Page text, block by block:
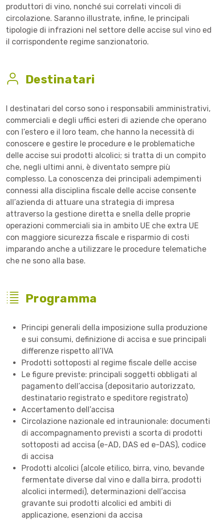
produttori di vino, nonché sui correlati vincoli di
circolazione. Saranno illustrate, infine, le principali
tipologie di infrazioni nel settore delle accise sul vino ed
il corrispondente regime sanzionatorio.
Destinatari
I destinatari del corso sono i responsabili amministrativi,
commerciali e degli uffici esteri di aziende che operano
con l’estero e il loro team, che hanno la necessità di
conoscere e gestire le procedure e le problematiche
delle accise sui prodotti alcolici; si tratta di un compito
che, negli ultimi anni, è diventato sempre più
complesso. La conoscenza dei principali adempimenti
connessi alla disciplina fiscale delle accise consente
all’azienda di attuare una strategia di impresa
attraverso la gestione diretta e snella delle proprie
operazioni commerciali sia in ambito UE che extra UE
con maggiore sicurezza fiscale e risparmio di costi
imparando anche a utilizzare le procedure telematiche
che ne sono alla base.
Programma
Principi generali della imposizione sulla produzione
e sui consumi, definizione di accisa e sue principali
differenze rispetto all’IVA
Prodotti sottoposti al regime fiscale delle accise
Le figure previste: principali soggetti obbligati al
pagamento dell’accisa (depositario autorizzato,
destinatario registrato e speditore registrato)
Accertamento dell’accisa
Circolazione nazionale ed intraunionale: documenti
di accompagnamento previsti a scorta di prodotti
sottoposti ad accisa (e-AD, DAS ed e-DAS), codice
di accisa
Prodotti alcolici (alcole etilico, birra, vino, bevande
fermentate diverse dal vino e dalla birra, prodotti
alcolici intermedi), determinazioni dell’accisa
gravante sui prodotti alcolici ed ambiti di
applicazione, esenzioni da accisa